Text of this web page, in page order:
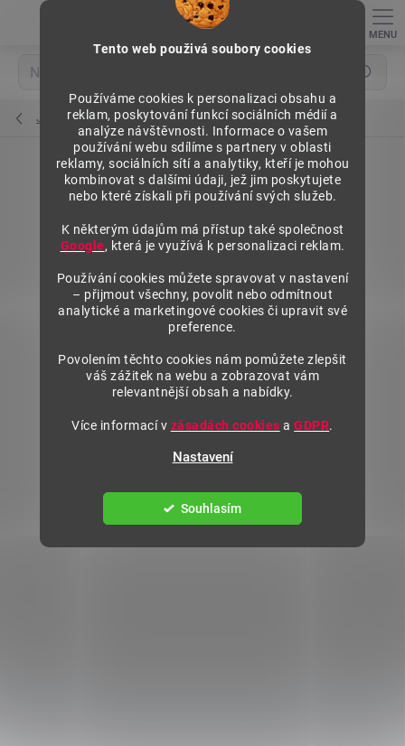
Tento web použivá soubory cookies
Používáme cookies k personalizaci obsahu a
reklam, poskytování funkcí sociálních médií a
analýze návštěvnosti. Informace o vašem
používání webu sdílíme s partnery v oblasti
reklamy, sociálních sítí a analytiky, kteří je mohou
kombinovat s dalšími údaji, jež jim poskytujete
nebo které získali při používání svých služeb.
K některým údajům má přístup také společnost
Google, která je využívá k personalizaci reklam.
Používání cookies můžete spravovat v nastavení
– přijmout všechny, povolit nebo odmítnout
analytické a marketingové cookies či upravit své
preference.
Povolením těchto cookies nám pomůžete zlepšit
váš zážitek na webu a zobrazovat vám
relevantnější obsah a nabídky.
Více informací v zásadách cookies aGDPR.
Nastavení
Souhlasím
Hledat
Jednoháčky a dvojháčky do kazetových panelů